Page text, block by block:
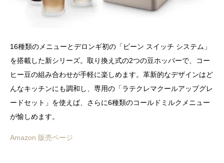
16種類のメニューとデロンギ初の「ビーン スイッチ システム」
を搭載した新シリーズ。取り換え式の2つの豆ホッパーで、コー
ヒー豆の組み合わせが手軽に楽しめます。革新的なデザインはど
んなキッチンにも調和し、専用の「ラテクレマクールアップグレ
ードセット」を使えば、さらに6種類のコールドミルクメニュー
が愉しめます。
Amazon 販売ページ